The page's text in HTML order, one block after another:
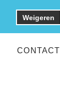
Weigeren
CONTACT